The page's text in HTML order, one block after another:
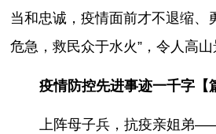
当和忠诚，疫情面前才不退缩、
危急，救民众于水火”，令人高山
疫情防控先进事迹一千字【
上阵母子兵，抗疫亲姐弟